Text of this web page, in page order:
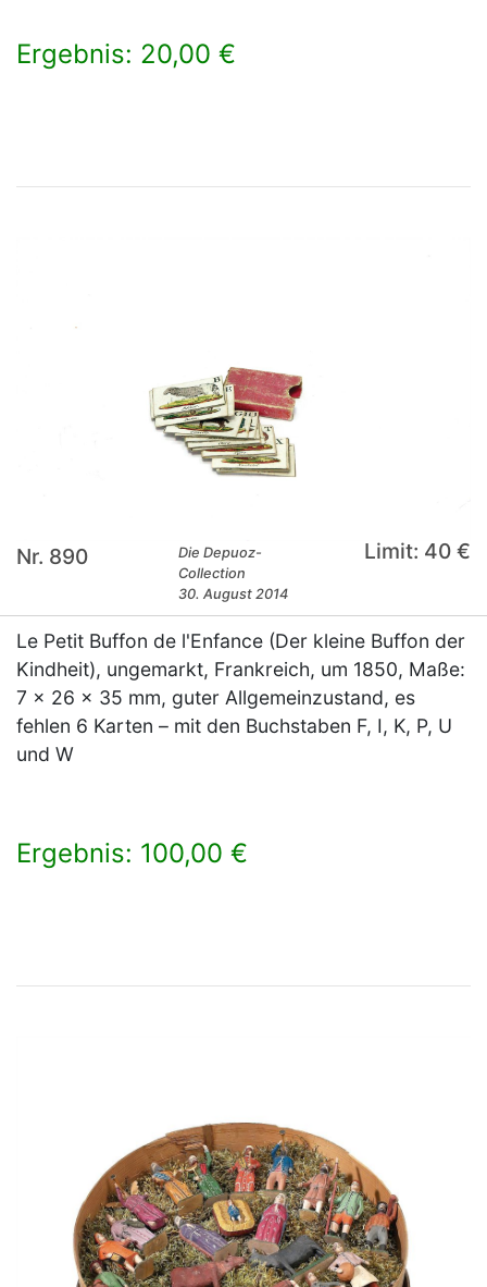
Ergebnis: 20,00 €
Nr. 890
Die Depuoz-
Collection
30. August 2014
Limit: 40 €
Le Petit Buffon de l'Enfance (Der kleine Buffon der
Kindheit), ungemarkt, Frankreich, um 1850, Maße:
7 x 26 x 35 mm, guter Allgemeinzustand, es
fehlen 6 Karten – mit den Buchstaben F, I, K, P, U
und W
Ergebnis: 100,00 €